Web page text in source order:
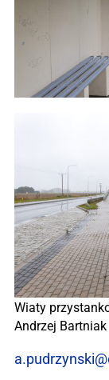
Wiaty
Andrzej Bartniak